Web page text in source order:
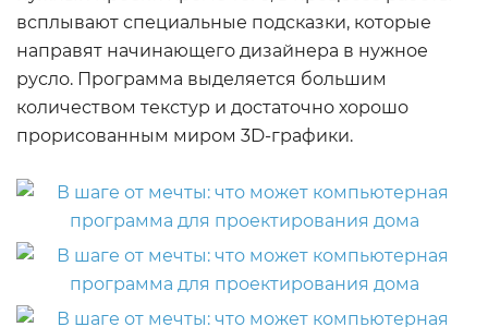
всплывают специальные подсказки, которые
направят начинающего дизайнера в нужное
русло. Программа выделяется большим
количеством текстур и достаточно хорошо
прорисованным миром 3D-графики.